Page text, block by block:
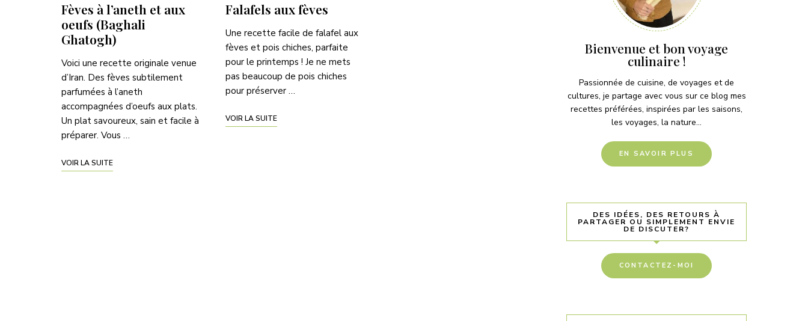
Fèves à l’aneth et aux
oeufs (Baghali
Ghatogh)
Voici une recette originale venue
d’Iran. Des fèves subtilement
parfumées à l’aneth
accompagnées d’oeufs aux plats.
Un plat savoureux, sain et facile à
préparer. Vous …
VOIR LA SUITE
Falafels aux fèves
Une recette facile de falafel aux
fèves et pois chiches, parfaite
pour le printemps ! Je ne mets
pas beaucoup de pois chiches
pour préserver …
VOIR LA SUITE
Bienvenue et bon voyage
culinaire !
Passionnée de cuisine, de voyages et de
cultures, je partage avec vous sur ce blog mes
recettes préférées, inspirées par les saisons,
les voyages, la nature...
EN SAVOIR PLUS
DES IDÉES, DES RETOURS À
PARTAGER OU SIMPLEMENT ENVIE
DE DISCUTER?
CONTACTEZ-MOI